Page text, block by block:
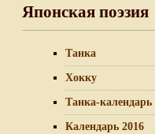
Японская поэзия
Танка
Хокку
Танка-календарь
Календарь 2016